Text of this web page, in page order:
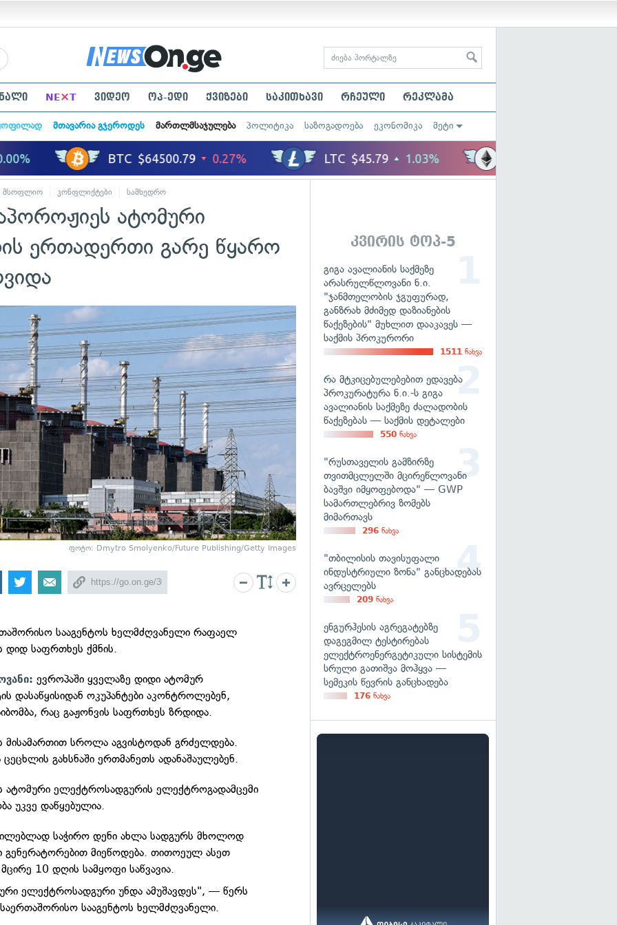
NE×T ვიდეო ოპ-ედი ქვიზები საკითხავი რჩეული რეკლამა
მთავარია გჯეროდეს მართლმსაჯულება პოლიტიკა საზოგადოება ეკონომიკა მეტი
მსოფლიო კონფლიქტები სამხედრო
ატომური
ერთადერთი გარე წყარო
ფოტო: Dmytro Smolyenko/Future Publishing/Getty Images
სააგენტოს ხელმძღვანელი რაფაელ
დიდ საფრთხეს ქმნის.
ევროპაში ყველაზე დიდი ატომურ
დასაწყისიდან ოკუპანტები აკონტროლებენ,
რაც გაჟონვის საფრთხეს ზრდიდა.
სროლა აგვისტოდან გრძელდება.
გახსნაში ერთმანეთს ადანაშაულებენ.
ატომური ელექტროსადგურის ელექტროგადამცემი
უკვე დაწყებულია.
საჭირო დენი ახლა სადგურს მხოლოდ
გენერატორებით მიეწოდება. თითოეულ ასეთ
10 დღის სამყოფი საწვავია.
ელექტროსადგური უნდა ამუშავდეს", — წერს
სააგენტოს ხელმძღვანელი.
კვირის ტოპ-5
გიგა ავალიანის საქმეზე
არასრულწლოვანი ნ.ი.
"ჯანმთელობის ჯგუფურად,
განზრახ მძიმედ დაზიანების
წაქეზების" მუხლით დააკავეს —
საქმის პროკურორი
1511 ნახვა
რა მტკიცებულებებით ედავება
პროკურატურა ნ.ი.-ს გიგა
ავალიანის საქმეზე ძალადობის
წაქეზებას — საქმის დეტალები
550 ნახვა
"რუსთაველის გამზირზე
თვითმცლელში მცირეწლოვანი
ბავშვი იმყოფებოდა" — GWP
სამართლებრივ ზომებს
მიმართავს
296 ნახვა
"თბილისის თავისუფალი
ინდუსტრიული ზონა" განცხადებას
ავრცელებს
209 ნახვა
ენგურჰესის აგრეგატებზე
დაგეგმილ ტესტირებას
ელექტროენერგეტიკული სისტემის
სრული გათიშვა მოჰყვა —
სემეკის წევრის განცხადება
176 ნახვა